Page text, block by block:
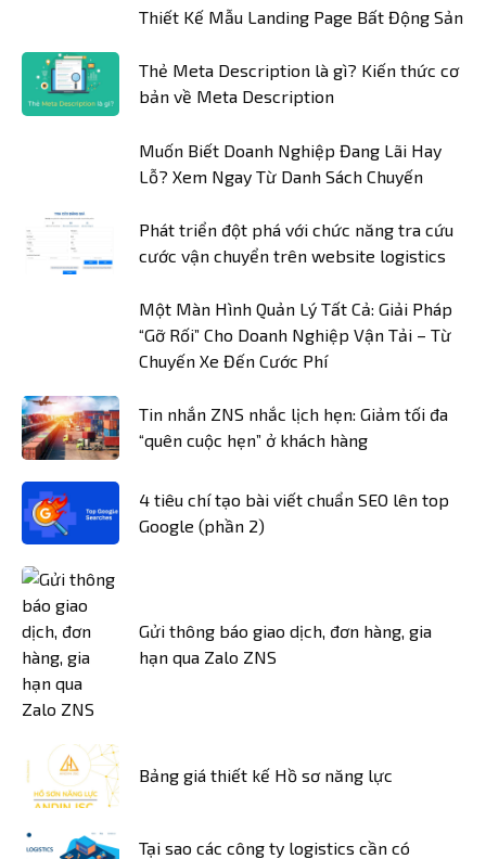
Thiết Kế Mẫu Landing Page Bất Động Sản
Thẻ Meta Description là gì? Kiến thức cơ
bản về Meta Description
Muốn Biết Doanh Nghiệp Đang Lãi Hay
Lỗ? Xem Ngay Từ Danh Sách Chuyến
Phát triển đột phá với chức năng tra cứu
cước vận chuyển trên website logistics
Một Màn Hình Quản Lý Tất Cả: Giải Pháp
“Gỡ Rối” Cho Doanh Nghiệp Vận Tải – Từ
Chuyến Xe Đến Cước Phí
Tin nhắn ZNS nhắc lịch hẹn: Giảm tối đa
“quên cuộc hẹn” ở khách hàng
4 tiêu chí tạo bài viết chuẩn SEO lên top
Google (phần 2)
Gửi thông báo giao dịch, đơn hàng, gia
hạn qua Zalo ZNS
Bảng giá thiết kế Hồ sơ năng lực
Tại sao các công ty logistics cần có